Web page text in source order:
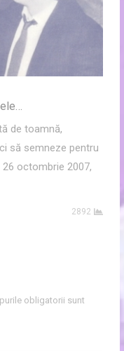
de toamnă,
să semneze pentru
octombrie 2007,
2892
obligatorii sunt